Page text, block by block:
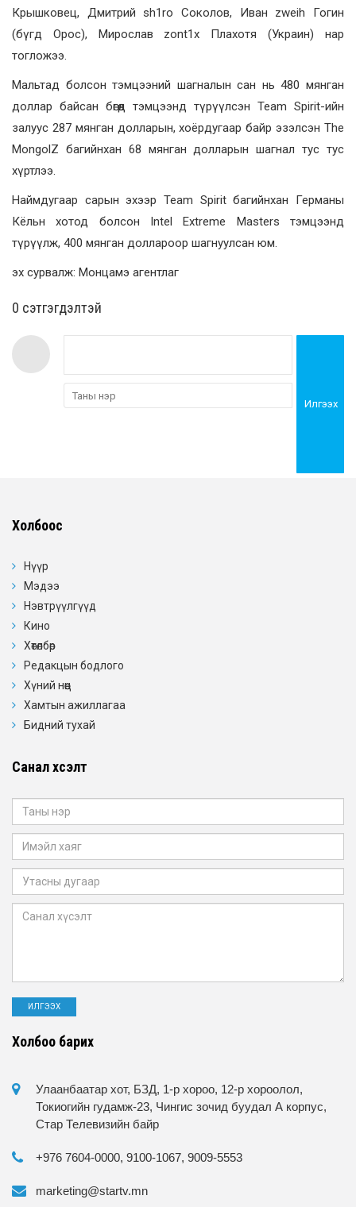
Крышковец, Дмитрий sh1ro Соколов, Иван zweih Гогин
(бүгд Орос), Мирослав zont1x Плахотя (Украин) нар
тогложээ.
Мальтад болсон тэмцээний шагналын сан нь 480 мянган
доллар байсан бөгөөд тэмцээнд түрүүлсэн Team Spirit-ийн
залуус 287 мянган долларын, хоёрдугаар байр эзэлсэн The
MongolZ багийнхан 68 мянган долларын шагнал тус тус
хүртлээ.
Наймдугаар сарын эхээр Team Spirit багийнхан Германы
Кёльн хотод болсон Intel Extreme Masters тэмцээнд
түрүүлж, 400 мянган доллароор шагнуулсан юм.
эх сурвалж: Монцамэ агентлаг
0 cэтгэгдэлтэй
Илгээх
Холбоос
Нүүр
Мэдээ
Нэвтрүүлгүүд
Кино
Хөтөлбөр
Редакцын бодлого
Хүний нөөц
Хамтын ажиллагаа
Бидний тухай
Санал хүсэлт
Холбоо барих
Улаанбаатар хот, БЗД, 1-р хороо, 12-р хороолол,
Токиогийн гудамж-23, Чингис зочид буудал А корпус,
Стар Телевизийн байр
+976 7604-0000, 9100-1067, 9009-5553
marketing@startv.mn